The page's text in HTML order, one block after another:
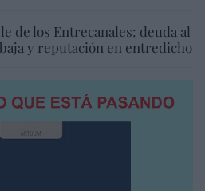
de los Entrecanales: deuda al
y reputación en entredicho